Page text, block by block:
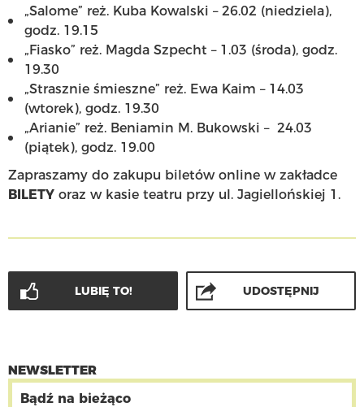
„Salome” reż. Kuba Kowalski – 26.02 (niedziela),
godz. 19.15
„Fiasko” reż. Magda Szpecht – 1.03 (środa), godz.
19.30
„Strasznie śmieszne” reż. Ewa Kaim – 14.03
(wtorek), godz. 19.30
„Arianie” reż. Beniamin M. Bukowski – 24.03
(piątek), godz. 19.00
Zapraszamy do zakupu biletów online w zakładce
BILETY oraz w kasie teatru przy ul. Jagiellońskiej 1.
LUBIĘ TO! UDOSTĘPNIJ
NEWSLETTER
Bądź na bieżąco